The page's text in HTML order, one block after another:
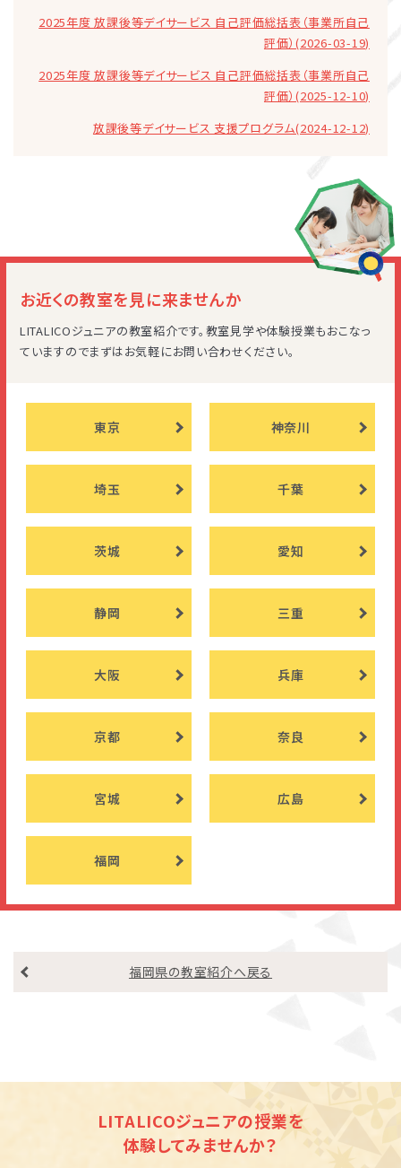
2025年度 放課後等デイサービス 自己評価総括表（事業所自己
評価）(2026-03-19)
2025年度 放課後等デイサービス 自己評価総括表（事業所自己
評価）(2025-12-10)
放課後等デイサービス 支援プログラム(2024-12-12)
お近くの教室を見に来ませんか
LITALICOジュニアの教室紹介です。教室見学や体験授業もおこなっ
ていますのでまずはお気軽にお問い合わせください。
東京 神奈川
埼玉 千葉
茨城 愛知
静岡 三重
大阪 兵庫
京都 奈良
宮城 広島
福岡
福岡県の教室紹介へ戻る
LITALICOジュニアの授業を
体験してみませんか？